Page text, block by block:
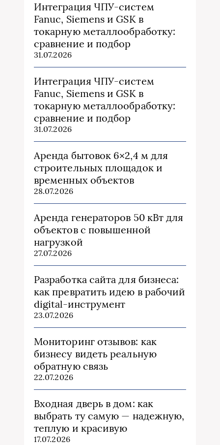
Интеграция ЧПУ-систем
Fanuc, Siemens и GSK в
токарную металлообработку:
сравнение и подбор
31.07.2026
Интеграция ЧПУ-систем
Fanuc, Siemens и GSK в
токарную металлообработку:
сравнение и подбор
31.07.2026
Аренда бытовок 6×2,4 м для
строительных площадок и
временных объектов
28.07.2026
Аренда генераторов 50 кВт для
объектов с повышенной
нагрузкой
27.07.2026
Разработка сайта для бизнеса:
как превратить идею в рабочий
digital-инструмент
23.07.2026
Мониторинг отзывов: как
бизнесу видеть реальную
обратную связь
22.07.2026
Входная дверь в дом: как
выбрать ту самую — надежную,
теплую и красивую
17.07.2026